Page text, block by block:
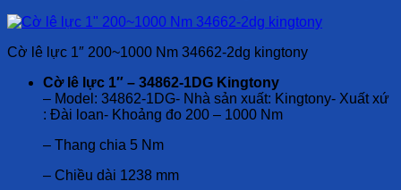
Cờ lê lực 1″ 200~1000 Nm 34662-2dg kingtony
Cờ lê lực 1″ – 34862-1DG Kingtony
– Model: 34862-1DG- Nhà sản xuất: Kingtony- Xuất xứ
: Đài loan- Khoảng đo 200 – 1000 Nm
– Thang chia 5 Nm
– Chiều dài 1238 mm